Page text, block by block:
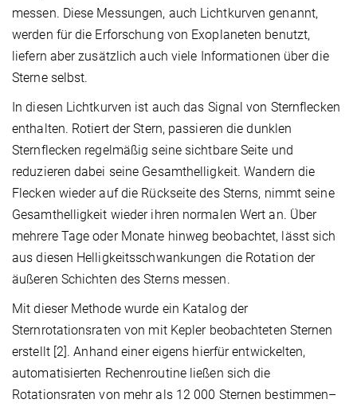
messen. Diese Messungen, auch Lichtkurven genannt,
werden für die Erforschung von Exoplaneten benutzt,
liefern aber zusätzlich auch viele Informationen über die
Sterne selbst.
In diesen Lichtkurven ist auch das Signal von Sternflecken
enthalten. Rotiert der Stern, passieren die dunklen
Sternflecken regelmäßig seine sichtbare Seite und
reduzieren dabei seine Gesamthelligkeit. Wandern die
Flecken wieder auf die Rückseite des Sterns, nimmt seine
Gesamthelligkeit wieder ihren normalen Wert an. Über
mehrere Tage oder Monate hinweg beobachtet, lässt sich
aus diesen Helligkeitsschwankungen die Rotation der
äußeren Schichten des Sterns messen.
Mit dieser Methode wurde ein Katalog der
Sternrotationsraten von mit Kepler beobachteten Sternen
erstellt [2]. Anhand einer eigens hierfür entwickelten,
automatisierten Rechenroutine ließen sich die
Rotationsraten von mehr als 12 000 Sternen bestimmen–